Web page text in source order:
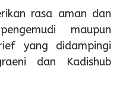
rasa aman dan
maupun
yang didampingi
dan Kadishub